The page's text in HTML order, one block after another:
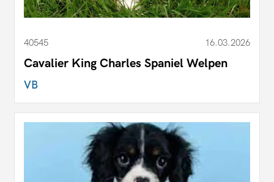
40545 16.03.2026
Cavalier King Charles Spaniel Welpen
VB